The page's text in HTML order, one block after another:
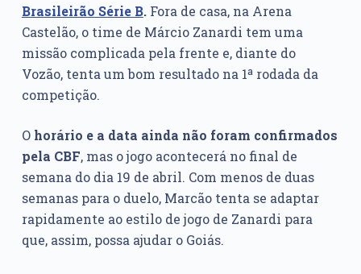
Brasileirão Série B.Fora de casa, na Arena
Castelão, o time de Márcio Zanardi tem uma
missão complicada pela frente e, diante do
Vozão, tenta um bom resultado na 1ª rodada da
competição.
O horário e a data ainda não foram confirmados
pela CBF, mas o jogo acontecerá no final de
semana do dia 19 de abril. Com menos de duas
semanas para o duelo, Marcão tenta se adaptar
rapidamente ao estilo de jogo de Zanardi para
que, assim, possa ajudar o Goiás.